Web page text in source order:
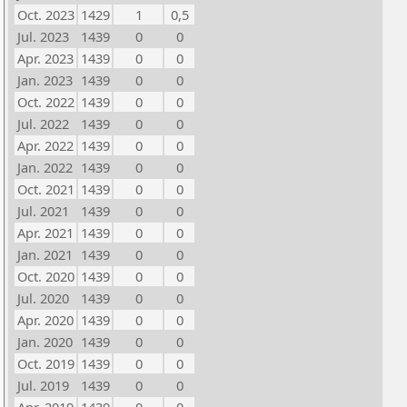
Oct. 2023 1429 1
0,5
Jul. 2023
1439 0
0
Apr. 2023 1439 0
0
Jan. 2023 1439 0
0
Oct. 2022 1439 0
0
Jul. 2022
1439 0
0
Apr. 2022 1439 0
0
Jan. 2022 1439 0
0
Oct. 2021 1439 0
0
Jul. 2021
1439 0
0
Apr. 2021 1439 0
0
Jan. 2021 1439 0
0
Oct. 2020 1439 0
0
Jul. 2020
1439 0
0
Apr. 2020 1439 0
0
Jan. 2020 1439 0
0
Oct. 2019 1439 0
0
Jul. 2019
1439 0
0